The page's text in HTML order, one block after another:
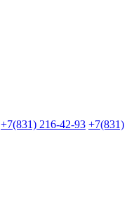
+7(831) 216-42-93 +7(831)